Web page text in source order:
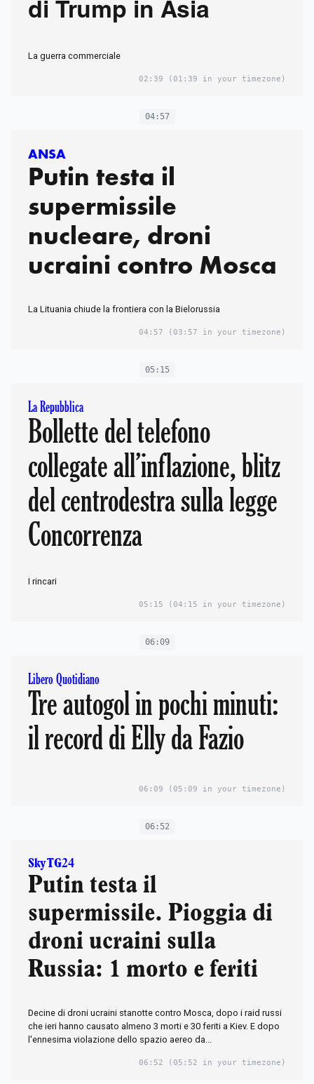
di Trump in Asia
La guerra commerciale
02:39 (01:39 in your timezone)
04:57
ANSA
Putin testa il
supermissile
nucleare, droni
ucraini contro Mosca
La Lituania chiude la frontiera con la Bielorussia
04:57 (03:57 in your timezone)
05:15
La Repubblica
Bollette del telefono
collegate all’inflazione, blitz
del centrodestra sulla legge
Concorrenza
I rincari
05:15 (04:15 in your timezone)
06:09
Libero Quotidiano
Tre autogol in pochi minuti:
il record di Elly da Fazio
06:09 (05:09 in your timezone)
06:52
Sky TG24
Putin testa il
supermissile. Pioggia di
droni ucraini sulla
Russia: 1 morto e feriti
Decine di droni ucraini stanotte contro Mosca, dopo i raid russi
che ieri hanno causato almeno 3 morti e 30 feriti a Kiev. E dopo
l'ennesima violazione dello spazio aereo da...
06:52 (05:52 in your timezone)